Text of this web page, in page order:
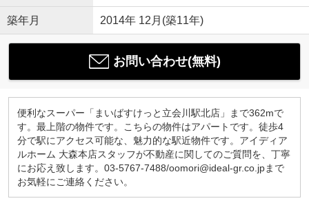
築年月 2014年 12月(築11年)
お問い合わせ(無料)
便利なスーパー「まいばすけっと立会川駅北店」まで362mで
す。最上階の物件です。こちらの物件はアパートです。徒歩4
分で駅にアクセス可能な、魅力的な駅近物件です。アイディア
ルホーム 大森本店スタッフが不動産に関してのご質問を、丁寧
にお応え致します。03-5767-7488/oomori@ideal-gr.co.jpまで
お気軽にご連絡ください。